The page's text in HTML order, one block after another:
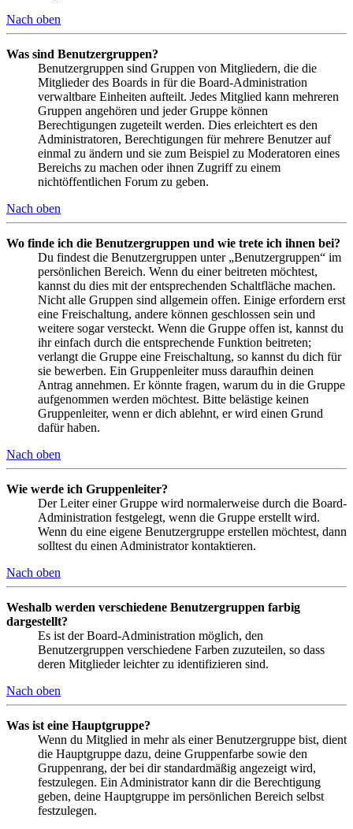
Nach oben
Was sind Benutzergruppen?
Benutzergruppen sind Gruppen von Mitgliedern, die die
Mitglieder des Boards in für die Board-Administration
verwaltbare Einheiten aufteilt. Jedes Mitglied kann mehreren
Gruppen angehören und jeder Gruppe können
Berechtigungen zugeteilt werden. Dies erleichtert es den
Administratoren, Berechtigungen für mehrere Benutzer auf
einmal zu ändern und sie zum Beispiel zu Moderatoren eines
Bereichs zu machen oder ihnen Zugriff zu einem
nichtöffentlichen Forum zu geben.
Nach oben
Wo finde ich die Benutzergruppen und wie trete ich ihnen bei?
Du findest die Benutzergruppen unter „Benutzergruppen“ im
persönlichen Bereich. Wenn du einer beitreten möchtest,
kannst du dies mit der entsprechenden Schaltfläche machen.
Nicht alle Gruppen sind allgemein offen. Einige erfordern erst
eine Freischaltung, andere können geschlossen sein und
weitere sogar versteckt. Wenn die Gruppe offen ist, kannst du
ihr einfach durch die entsprechende Funktion beitreten;
verlangt die Gruppe eine Freischaltung, so kannst du dich für
sie bewerben. Ein Gruppenleiter muss daraufhin deinen
Antrag annehmen. Er könnte fragen, warum du in die Gruppe
aufgenommen werden möchtest. Bitte belästige keinen
Gruppenleiter, wenn er dich ablehnt, er wird einen Grund
dafür haben.
Nach oben
Wie werde ich Gruppenleiter?
Der Leiter einer Gruppe wird normalerweise durch die Board-
Administration festgelegt, wenn die Gruppe erstellt wird.
Wenn du eine eigene Benutzergruppe erstellen möchtest, dann
solltest du einen Administrator kontaktieren.
Nach oben
Weshalb werden verschiedene Benutzergruppen farbig
dargestellt?
Es ist der Board-Administration möglich, den
Benutzergruppen verschiedene Farben zuzuteilen, so dass
deren Mitglieder leichter zu identifizieren sind.
Nach oben
Was ist eine Hauptgruppe?
Wenn du Mitglied in mehr als einer Benutzergruppe bist, dient
die Hauptgruppe dazu, deine Gruppenfarbe sowie den
Gruppenrang, der bei dir standardmäßig angezeigt wird,
festzulegen. Ein Administrator kann dir die Berechtigung
geben, deine Hauptgruppe im persönlichen Bereich selbst
festzulegen.